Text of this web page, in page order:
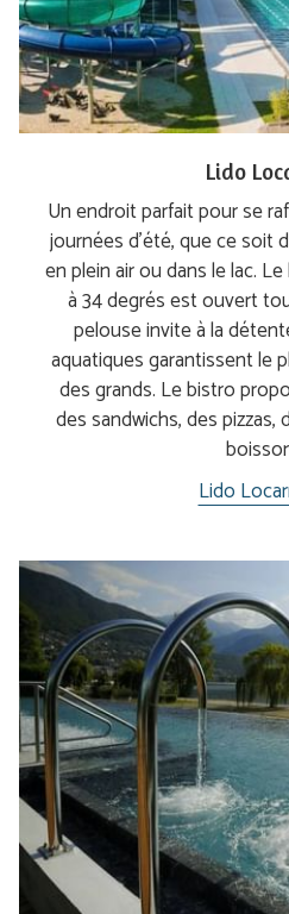
Lido
Un endroit parfait pour se
journées d’été, que ce soit
en plein air ou dans le lac.
à 34 degrés est ouvert
pelouse invite à la
aquatiques garantissent le
des grands. Le bistro
des sandwichs, des
Lido